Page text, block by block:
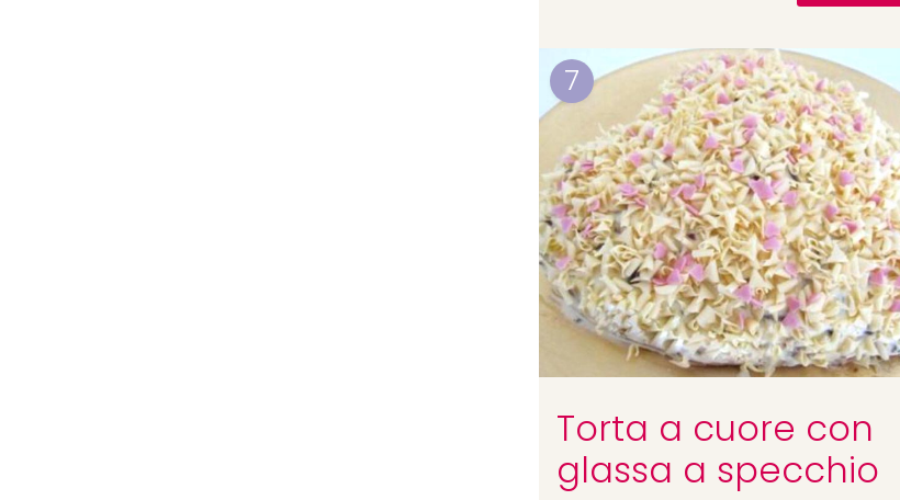
7
Torta a cuore con
glassa a specchio